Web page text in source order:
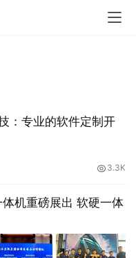
：专业的软件定制开
3.3K
机重磅展出 软硬一体